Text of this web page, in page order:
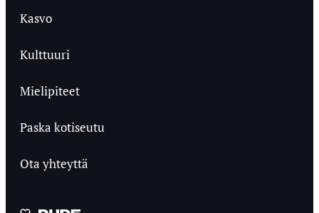
Kasvo
Kulttuuri
Mielipiteet
Paska kotiseutu
Ota yhteyttä